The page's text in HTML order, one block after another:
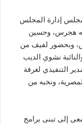
إدارة المجلس
هجرس، وحسين
وبحضور لفيف من
نشوي الديب
التنفيذي لغرفة
ونخبه من
إلى تبنى برامج